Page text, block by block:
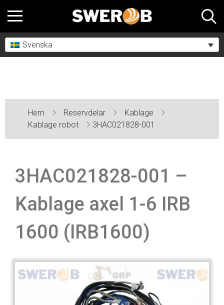
Svenska
Hem Reservdelar
Kablage
Kablage robot
3HAC021828-001
3HAC021828-001 –
Kablage axel 1-6 IRB
1600 (IRB1600)